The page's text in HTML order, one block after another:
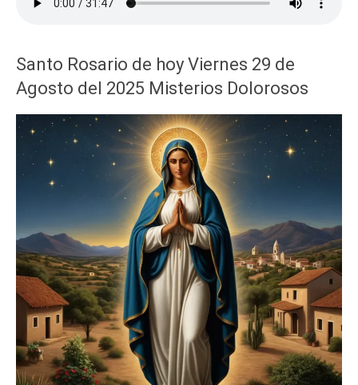
Santo Rosario de hoy Viernes 29 de
Agosto del 2025 Misterios Dolorosos